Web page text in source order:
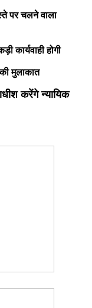
पर चलने वाला
कार्यवाही होगी
मुलाकात
करेंगे न्यायिक